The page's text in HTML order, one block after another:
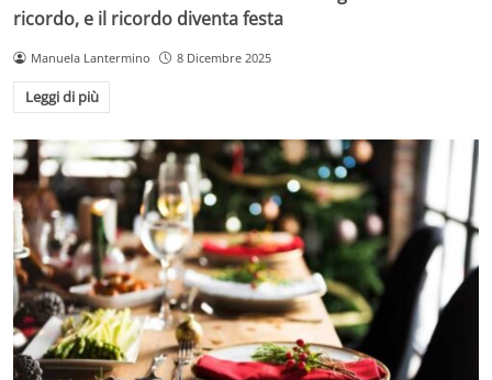
ricordo, e il ricordo diventa festa
Manuela Lantermino 8 Dicembre 2025
Leggi di più